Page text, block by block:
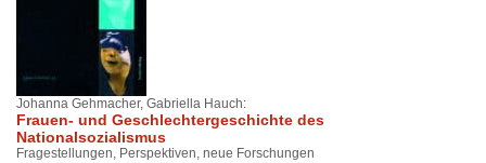
Johanna Gehmacher, Gabriella Hauch:
Frauen- und Geschlechtergeschichte des
Nationalsozialismus
Fragestellungen, Perspektiven, neue Forschungen